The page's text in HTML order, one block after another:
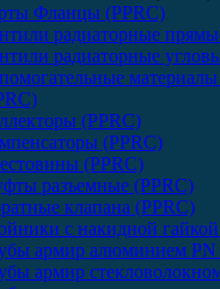
Фланцы (PPRC)
радиаторные
радиаторные
(PPRC)
(PPRC)
(PPRC)
разъемные (PPRC)
клапана (PPRC)
с накидной
армир алюминием PN
армир